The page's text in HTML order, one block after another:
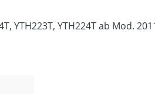
YTH223T, YTH224T ab Mod.